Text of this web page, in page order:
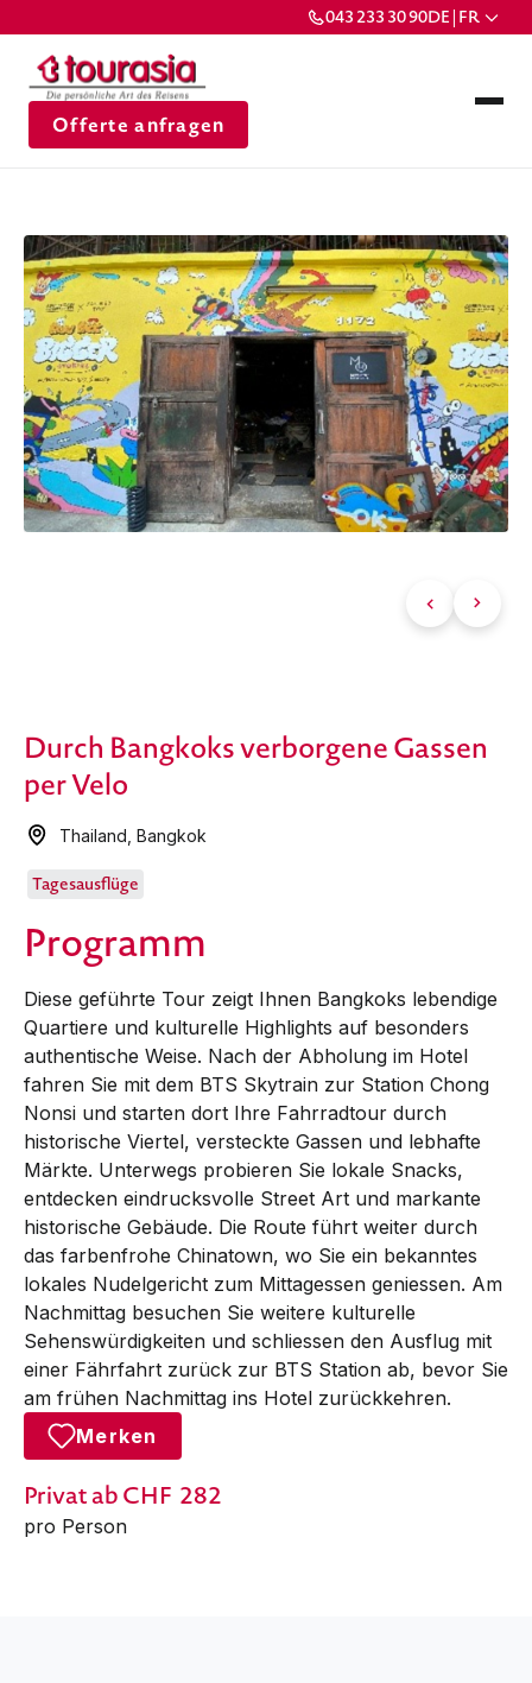
043 233 30 90DE | FR
Offerte anfragen
Durch Bangkoks verborgene Gassen
per Velo
Thailand ,Bangkok
Tagesausflüge
Programm
Diese geführte Tour zeigt Ihnen Bangkoks lebendige
Quartiere und kulturelle Highlights auf besonders
authentische Weise. Nach der Abholung im Hotel
fahren Sie mit dem BTS Skytrain zur Station Chong
Nonsi und starten dort Ihre Fahrradtour durch
historische Viertel, versteckte Gassen und lebhafte
Märkte. Unterwegs probieren Sie lokale Snacks,
entdecken eindrucksvolle Street Art und markante
historische Gebäude. Die Route führt weiter durch
das farbenfrohe Chinatown, wo Sie ein bekanntes
lokales Nudelgericht zum Mittagessen geniessen. Am
Nachmittag besuchen Sie weitere kulturelle
Sehenswürdigkeiten und schliessen den Ausflug mit
einer Fährfahrt zurück zur BTS Station ab, bevor Sie
am frühen Nachmittag ins Hotel zurückkehren.
Merken
Privatab CHF 282
pro Person